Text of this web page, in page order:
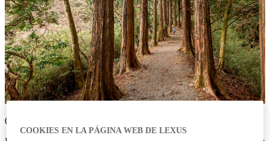
07/09/2024
COOKIES EN LA PÁGINA WEB DE LEXUS